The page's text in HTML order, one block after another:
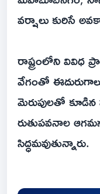
వర్షాలు కురిసే
రాష్ట్రంలోని వివిధ
వేగంతో
మెరుపులతో
రుతుపవనాల
సిద్ధమవుతున్నారు.